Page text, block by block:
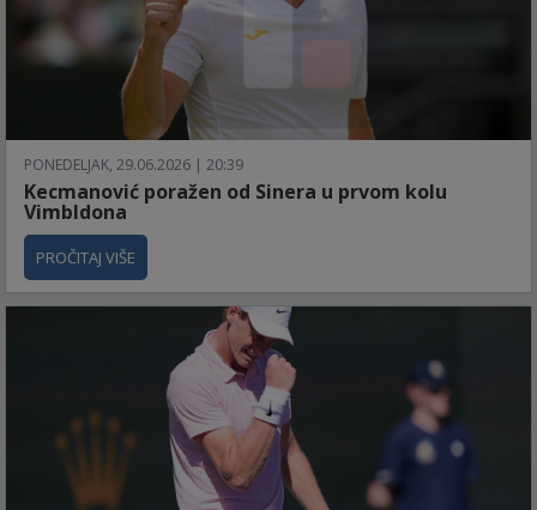
PONEDELJAK, 29.06.2026 | 20:39
Kecmanović poražen od Sinera u prvom kolu
Vimbldona
PROČITAJ VIŠE